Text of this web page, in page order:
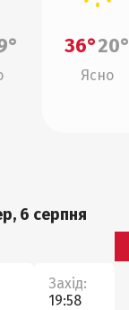
36°20°
Ясно
6 серпня
Захід:
19:58